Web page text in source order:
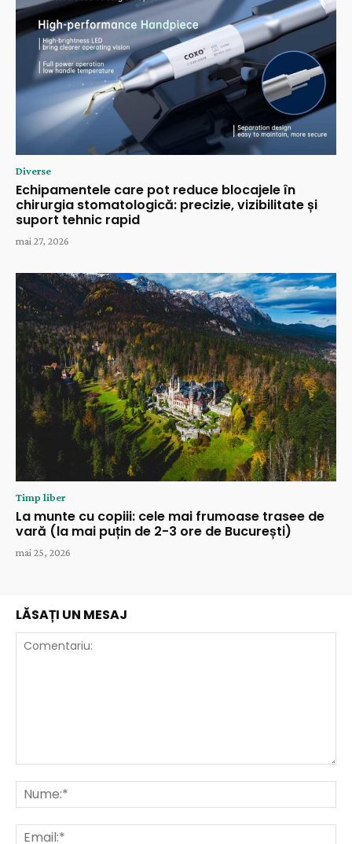
Diverse
Echipamentele care pot reduce blocajele în
chirurgia stomatologică: precizie, vizibilitate și
suport tehnic rapid
mai 27, 2026
Timp liber
La munte cu copiii: cele mai frumoase trasee de
vară (la mai puțin de 2-3 ore de București)
mai 25, 2026
LĂSAȚI UN MESAJ